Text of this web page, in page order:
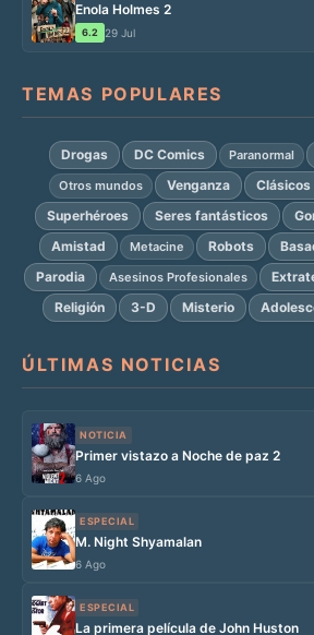
Enola Holmes 2
6.2 29 Jul
TEMAS POPULARES
Drogas DC Comics Paranormal
Otros mundos Venganza Clásicos
Superhéroes
Seres fantásticos
Amistad
Metacine Robots
Parodia
Asesinos Profesionales
Religión
3-D Misterio
ÚLTIMAS NOTICIAS
NOTICIA
Primer vistazo a Noche de paz 2
6 Ago
ESPECIAL
M. Night Shyamalan
6 Ago
ESPECIAL
La primera película de John Huston